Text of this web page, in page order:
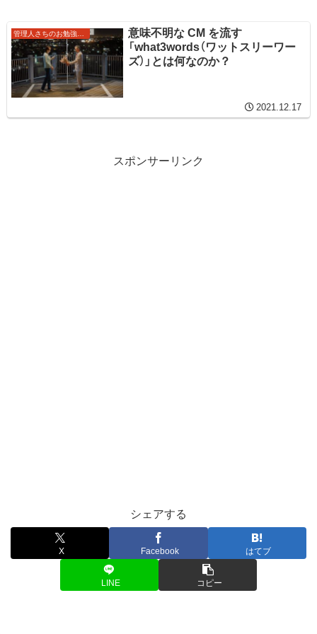
意味不明な CM を流す
「what3words（ワットスリーワー
ズ）」とは何なのか？
2021.12.17
スポンサーリンク
シェアする
X Facebook はてブ
LINE コピー